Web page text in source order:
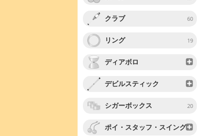
クラブ 60
リング 19
ディアボロ
デビルスティック
シガーボックス 20
ポイ・スタッフ・スイング